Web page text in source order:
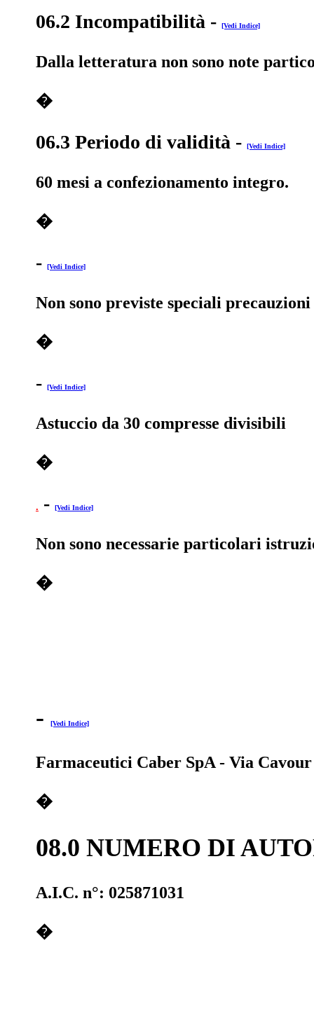
06.2 Incompatibilità - [Vedi Indice]
Dalla letteratura non sono note
�
06.3 Periodo di validità - [Vedi Indice]
60 mesi a confezionamento integro.
�
- [Vedi Indice]
Non sono previste speciali precauzioni
�
- [Vedi Indice]
Astuccio da 30 compresse divisibili
�
. - [Vedi Indice]
Non sono necessarie particolari
�
- [Vedi Indice]
Farmaceutici Caber SpA - Via
�
08.0 NUMERO DI
A.I.C. n°: 025871031
�